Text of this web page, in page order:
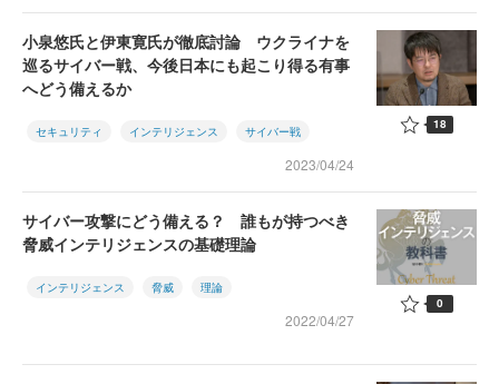
小泉悠氏と伊東寛氏が徹底討論 ウクライナを
巡るサイバー戦、今後日本にも起こり得る有事
へどう備えるか
セキュリティ インテリジェンス サイバー戦
2023/04/24
18
サイバー攻撃にどう備える？ 誰もが持つべき
脅威インテリジェンスの基礎理論
インテリジェンス 脅威 理論
2022/04/27
0